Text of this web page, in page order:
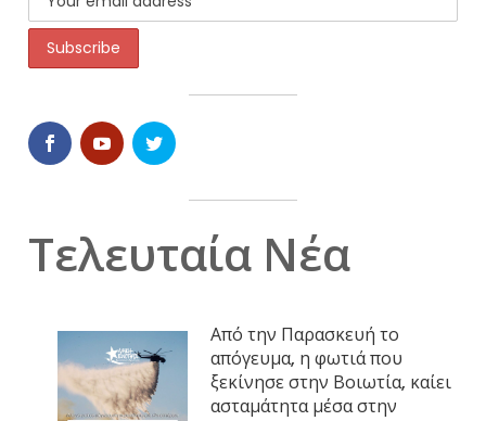
Τελευταία Νέα
Από την Παρασκευή το
απόγευμα, η φωτιά που
ξεκίνησε στην Βοιωτία, καίει
ασταμάτητα μέσα στην